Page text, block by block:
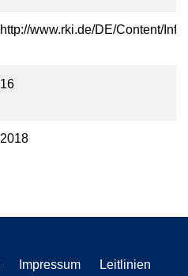
http://www.rki.de/DE/Content/
16
2018
Impressum
Leitlinien